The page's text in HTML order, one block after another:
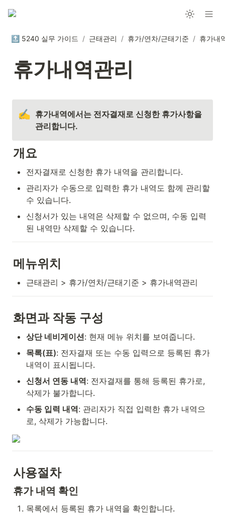
🔝 5240 실무 가이드 / 근태관리 / 휴가/연차/근태기준 / 휴가내
휴가내역관리
✍️ 휴가내역에서는 전자결재로 신청한 휴가사항을
관리합니다.
개요
전자결재로 신청한 휴가 내역을 관리합니다.
관리자가 수동으로 입력한 휴가 내역도 함께 관리할
수 있습니다.
신청서가 있는 내역은 삭제할 수 없으며, 수동 입력
된 내역만 삭제할 수 있습니다.
메뉴위치
근태관리 > 휴가/연차/근태기준 > 휴가내역관리
화면과 작동 구성
상단 네비게이션: 현재 메뉴 위치를 보여줍니다.
목록(표): 전자결재 또는 수동 입력으로 등록된 휴가
내역이 표시됩니다.
신청서 연동 내역: 전자결재를 통해 등록된 휴가로,
삭제가 불가합니다.
수동 입력 내역: 관리자가 직접 입력한 휴가 내역으
로, 삭제가 가능합니다.
사용절차
휴가 내역 확인
목록에서 등록된 휴가 내역을 확인합니다.